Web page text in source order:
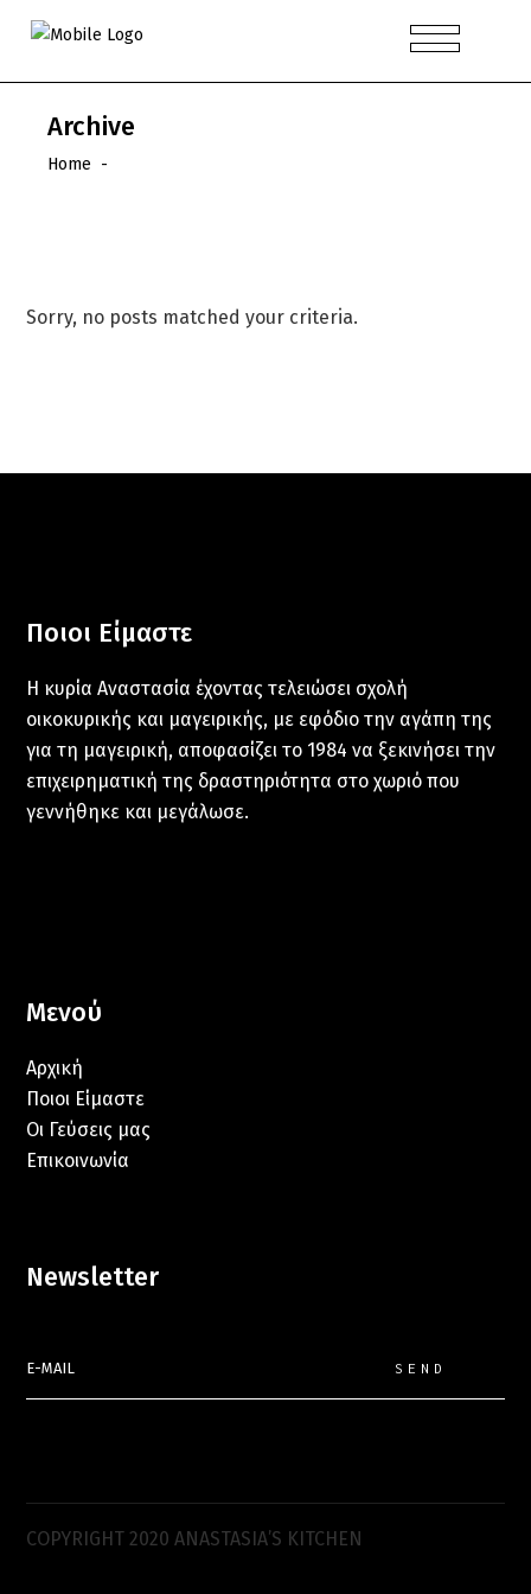
Archive
Home -
Sorry, no posts matched your criteria.
Ποιοι Είμαστε
Η κυρία Αναστασία έχοντας τελειώσει σχολή
οικοκυρικής και μαγειρικής, με εφόδιο την αγάπη της
για τη μαγειρική, αποφασίζει το 1984 να ξεκινήσει την
επιχειρηματική της δραστηριότητα στο χωριό που
γεννήθηκε και μεγάλωσε.
Μενού
Αρχική
Ποιοι Είμαστε
Οι Γεύσεις μας
Επικοινωνία
Newsletter
SEND
COPYRIGHT 2020 ANASTASIA’S KITCHEN